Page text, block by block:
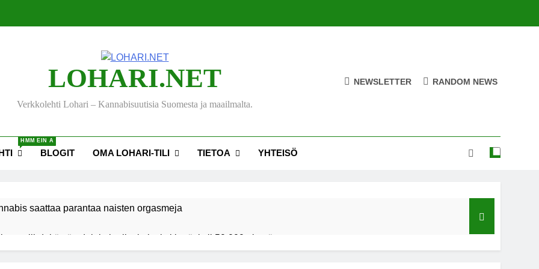
LOHARI.NET
Verkkolehti Lohari – Kannabisuutisia Suomesta ja maailmalta.
NEWSLETTER RANDOM NEWS
HMM EIN A
BLOGIT OMA LOHARI-TILI TIETOA YHTEISÖ
saattaa parantaa naisten orgasmeja
viihdekäytön dekriminalisoimiseksi keräsi yli 50 000 nimeä